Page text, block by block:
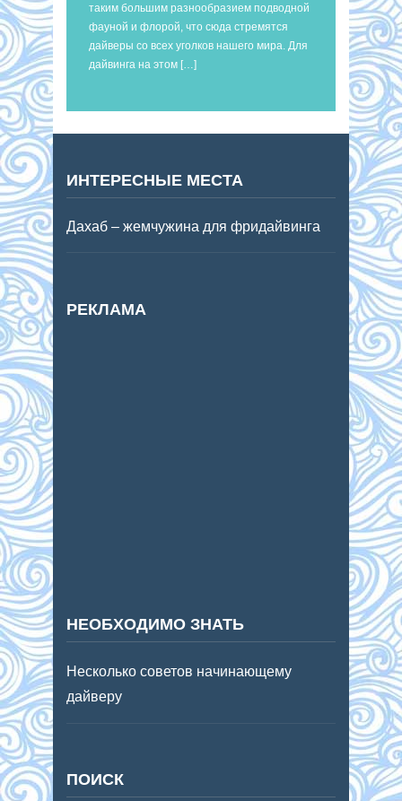
таким большим разнообразием подводной
фауной и флорой, что сюда стремятся
дайверы со всех уголков нашего мира. Для
дайвинга на этом […]
ИНТЕРЕСНЫЕ МЕСТА
Дахаб – жемчужина для фридайвинга
РЕКЛАМА
НЕОБХОДИМО ЗНАТЬ
Несколько советов начинающему
дайверу
ПОИСК